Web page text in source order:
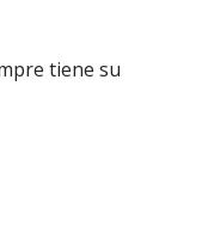
tiene su